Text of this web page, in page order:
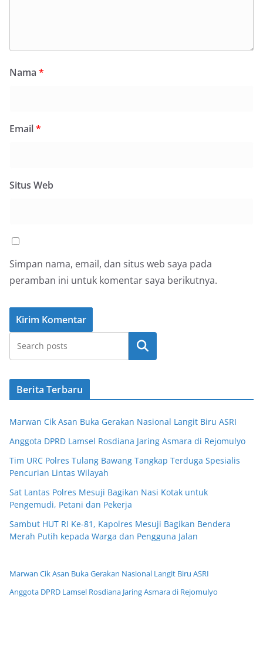
Nama *
Email*
Situs Web
Simpan nama, email, dan situs web saya pada
peramban ini untuk komentar saya berikutnya.
Cari
Berita Terbaru
Marwan Cik Asan Buka Gerakan Nasional Langit Biru ASRI
Anggota DPRD Lamsel Rosdiana Jaring Asmara di Rejomulyo
Tim URC Polres Tulang Bawang Tangkap Terduga Spesialis
Pencurian Lintas Wilayah
Sat Lantas Polres Mesuji Bagikan Nasi Kotak untuk
Pengemudi, Petani dan Pekerja
Sambut HUT RI Ke-81, Kapolres Mesuji Bagikan Bendera
Merah Putih kepada Warga dan Pengguna Jalan
Marwan Cik Asan Buka Gerakan Nasional Langit Biru ASRI
Anggota DPRD Lamsel Rosdiana Jaring Asmara di Rejomulyo